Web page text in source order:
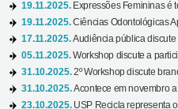
19.11.2025. Expressões Femininas é
19.11.2025.Ciências Odontológicas
17.11.2025.Audiência pública
05.11.2025.Workshop discute a
31.10.2025.2º Workshop discute
31.10.2025.Acontece em novembro
23.10.2025. USP Recicla representa